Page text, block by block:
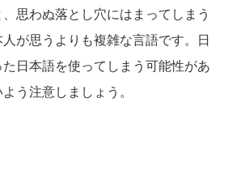
思わぬ落とし穴にはまってしまう
が思うよりも複雑な言語です。日
日本語を使ってしまう可能性があ
う注意しましょう。